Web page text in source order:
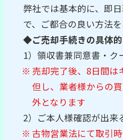
弊社では基本的に、即
で、ご都合の良い方法
◆ご売却手続きの具体
1）領収書兼同意書・ク
売却完了後、8日間は
但し、業者様からの
外となります
2）ご本人様確認が出来
古物営業法にて取引